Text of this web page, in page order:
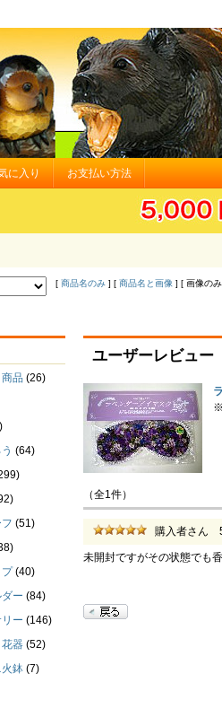
に入り お支払い方法
[ 商品名のみ ] [ 商品名と画像 ] [ 画像の
ユーザーレビュー
※
（全1件）
購入者さん
未開封ですがその状態でも
品 (26)
(64)
(51)
(40)
ー (84)
ー (146)
器 (52)
鉢 (7)